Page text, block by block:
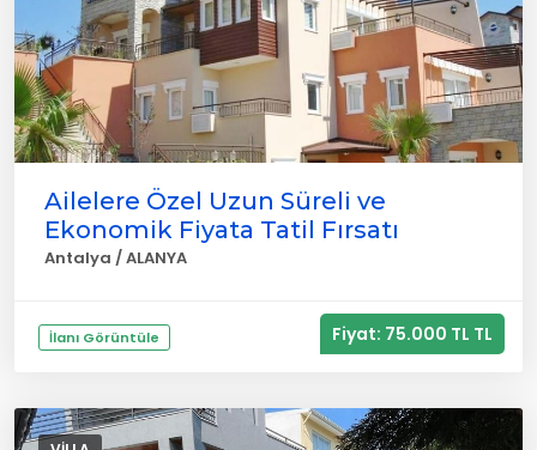
Ailelere Özel Uzun Süreli ve
Ekonomik Fiyata Tatil Fırsatı
Antalya / ALANYA
İlanı Görüntüle Fiyat: 75.000 TL TL